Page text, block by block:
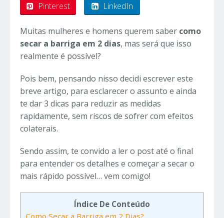
Pinterest LinkedIn
Muitas mulheres e homens querem saber como
secar a barriga em 2 dias, mas será que isso
realmente é possível?
Pois bem, pensando nisso decidi escrever este
breve artigo, para esclarecer o assunto e ainda
te dar 3 dicas para reduzir as medidas
rapidamente, sem riscos de sofrer com efeitos
colaterais.
Sendo assim, te convido a ler o post até o final
para entender os detalhes e começar a secar o
mais rápido possível… vem comigo!
Índice De Conteúdo